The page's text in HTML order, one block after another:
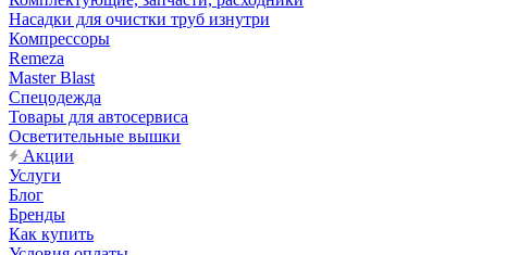
Насадки для очистки труб изнутри
Компрессоры
Remeza
Master Blast
Спецодежда
Товары для автосервиса
Осветительные вышки
Акции
Услуги
Блог
Бренды
Как купить